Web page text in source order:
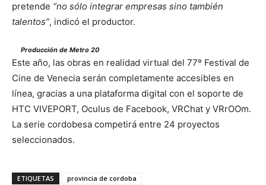
pretende “no sólo integrar empresas sino también
talentos”, indicó el productor.
Producción de Metro 20
Este año, las obras en realidad virtual del 77º Festival de
Cine de Venecia serán completamente accesibles en
línea, gracias a una plataforma digital con el soporte de
HTC VIVEPORT, Oculus de Facebook, VRChat y VRrOOm.
La serie cordobesa competirá entre 24 proyectos
seleccionados.
ETIQUETAS provincia de cordoba